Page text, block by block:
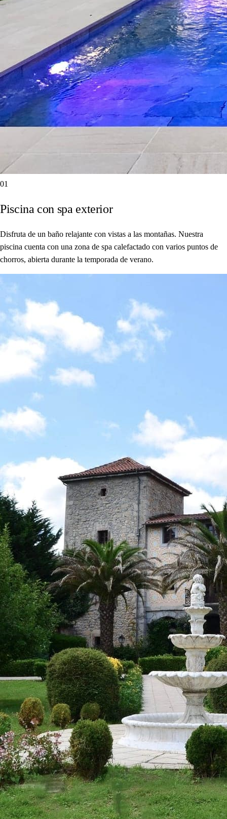
01
Piscina con spa exterior
Disfruta de un baño relajante con vistas a las montañas. Nuestra
piscina cuenta con una zona de spa calefactado con varios puntos de
chorros, abierta durante la temporada de verano.